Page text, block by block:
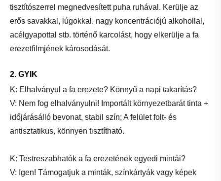
tisztítószerrel megnedvesített puha ruhával. Kerülje az
erős savakkal, lúgokkal, nagy koncentrációjú alkohollal,
acélgyapottal stb. történő karcolást, hogy elkerülje a fa
erezetfilmjének károsodását.
2. GYIK
K: Elhalványul a fa erezete? Könnyű a napi takarítás?
V: Nem fog elhalványulni! Importált környezetbarát tinta +
időjárásálló bevonat, stabil szín; A felület folt- és
antisztatikus, könnyen tisztítható.
K: Testreszabhatók a fa erezetének egyedi mintái?
V: Igen! Támogatjuk a minták, színkártyák vagy képek